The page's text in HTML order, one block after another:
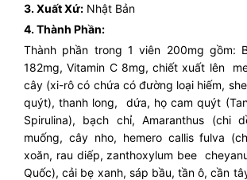
3. Xuất Xứ: Nhật Bản
4. Thành Phần:
Thành phần trong 1 viên 200mg gồm:
182mg, Vitamin C 8mg, chiết xuất lên
cây (xi-rô có chứa có đường loại hiếm,
quýt), thanh long, dứa, họ cam quýt
Spirulina), bạch chỉ, Amaranthus (chi
muống, cây nho, hemero callis fulva
xoăn, rau diếp, zanthoxylum bee
Quốc), cải bẹ xanh, sáp bầu, tần ô, cần